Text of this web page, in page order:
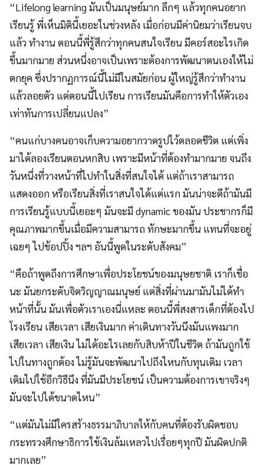
“Lifelong learning มันเป็นมนุษย์มาก ลึกๆ แล้วทุกคนอยาก
เรียนรู้ พี่เห็นมิตินี้เยอะในช่วงหลัง เมื่อก่อนมีค่านิยมว่าเรียนจบ
แล้ว ทำงาน ตอนนี้พี่รู้สึกว่าทุกคนสนใจเรียน มีคอร์สอะไรเกิด
ขึ้นมากมาย ส่วนหนึ่งอาจเป็นเพราะต้องการพัฒนาตนเองให้ไม่
ตกยุค ซึ่งปรากฏการณ์นี้ไม่มีในสมัยก่อน ผู้ใหญ่รู้สึกว่าทำงาน
แล้วลอยตัว แต่ตอนนี้ไปเรียน การเรียนมันคือการทำให้ตัวเอง
เท่าทันการเปลี่ยนแปลง”
“คนแก่บางคนอาจเก็บความอยากวาดรูปไว้ตลอดชีวิต แต่เพิ่ง
มาได้ลองเรียนตอนหกสิบ เพราะมีหน้าที่ต้องทำมากมาย จนถึง
วันหนึ่งที่วางหน้าที่ไปทำในสิ่งที่สนใจได้ แต่ถ้าเราสามารถ
แสดงออก หรือเรียนสิ่งที่เราสนใจได้แต่แรก มันน่าจะดีถ้ามันมี
การเรียนรู้แบบนี้เยอะๆ มันจะมี dynamic ของมัน ประชากรก็มี
คุณภาพมากขึ้นเมื่อมีความสามารถ ทักษะมากขึ้น แทนที่จะอยู่
เฉยๆ ไปช้อปปิ้ง ฯลฯ อันนี้พูดในระดับสังคม”
“คือถ้าพูดถึงการศึกษาเพื่อประโยชน์ของมนุษยชาติ เราก็เชื่อ
นะ มันยกระดับจิตวิญญาณมนุษย์ แต่สิ่งที่ผ่านมามันไม่ได้ทำ
หน้าที่นั้น มันเพื่อตัวเราเองนี่แหละ ตอนนี้พี่สงสารเด็กที่ต้องไป
โรงเรียน เสียเวลา เสียเงินมาก ค่าเดินทางวันนึงมันแพงมาก
เสียเวลา เสียเงิน ไม่ได้อะไรเลยกับสิบห้าปีในชีวิต ถ้ามันถูกใช้
ไปในทางถูกต้อง ไม่รู้มันจะพัฒนาไปถึงไหนกับทุนเดิม เวลา
เดิมไปใช้อีกวิธีนึง ที่มันมีประโยชน์ เป็นความต้องการเขาจริงๆ
มันจะไปได้ขนาดไหน”
“แต่มันไม่มีใครสร้างธรรมาภิบาลให้กับคนที่ต้องรับผิดชอบ
กระทรวงศึกษาธิการใช้เงินล้มเหลวไปเรื่อยๆทุกปี มันผิดปกติ
มากเลย”